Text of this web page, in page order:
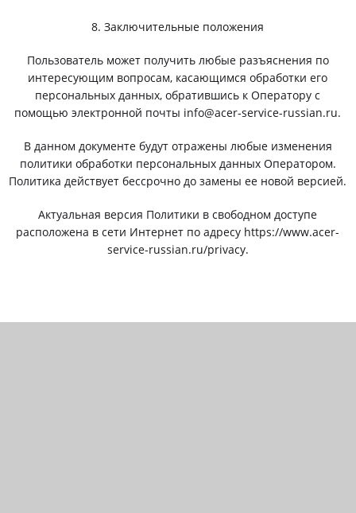
8. Заключительные положения
Пользователь может получить любые разъяснения по
интересующим вопросам, касающимся обработки его
персональных данных, обратившись к Оператору с
помощью электронной почты info@acer-service-russian.ru.
В данном документе будут отражены любые изменения
политики обработки персональных данных Оператором.
Политика действует бессрочно до замены ее новой версией.
Актуальная версия Политики в свободном доступе
расположена в сети Интернет по адресу https://www.acer-
service-russian.ru/privacy.